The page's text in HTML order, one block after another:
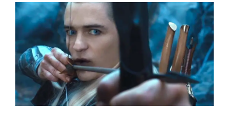
PRINCESĖ
DIANA.
TRUMPAS
ANONSAS